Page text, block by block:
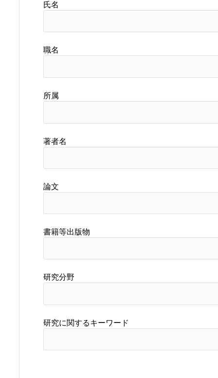
氏名
職名
所属
著者名
論文
書籍等出版物
研究分野
研究に関するキーワード